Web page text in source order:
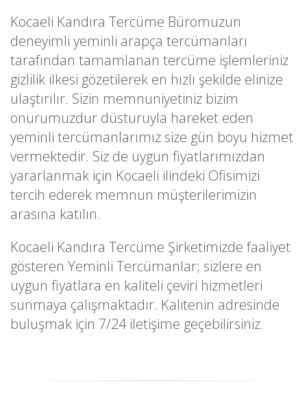
Kocaeli Kandıra Tercüme Büromuzun
deneyimli yeminli arapça tercümanları
tarafından tamamlanan tercüme işlemleriniz
gizlilik ilkesi gözetilerek en hızlı şekilde elinize
ulaştırılır. Sizin memnuniyetiniz bizim
onurumuzdur düsturuyla hareket eden
yeminli tercümanlarımız size gün boyu hizmet
vermektedir. Siz de uygun fiyatlarımızdan
yararlanmak için Kocaeli ilindeki Ofisimizi
tercih ederek memnun müşterilerimizin
arasına katılın.
Kocaeli Kandıra Tercüme Şirketimizde faaliyet
gösteren Yeminli Tercümanlar; sizlere en
uygun fiyatlara en kaliteli çeviri hizmetleri
sunmaya çalışmaktadır. Kalitenin adresinde
buluşmak için 7/24 iletişime geçebilirsiniz.